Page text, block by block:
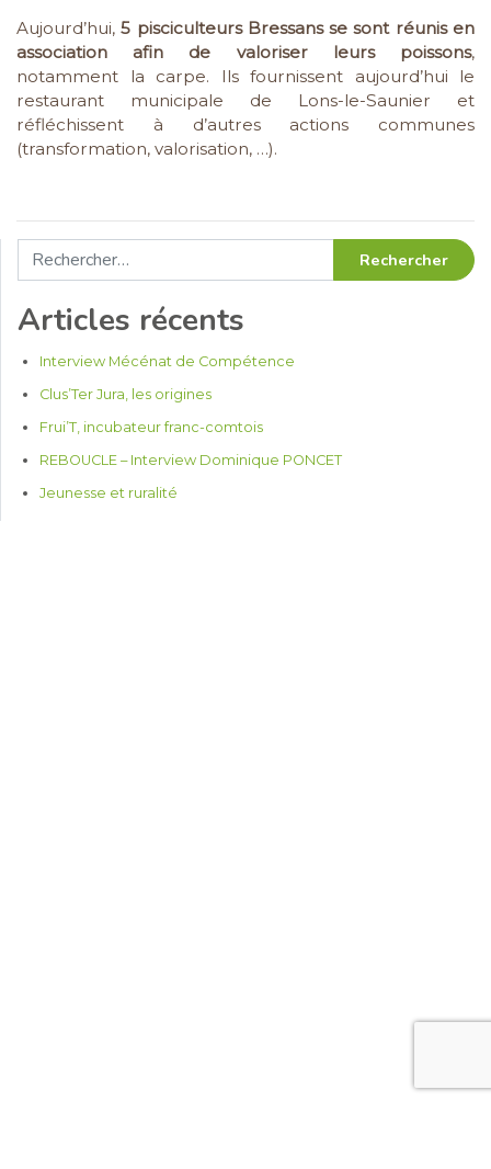
Aujourd’hui,5 pisciculteurs Bressans se sont réunis en
association afin de valoriser leurs poissons,
notamment la carpe. Ils fournissent aujourd’hui le
restaurant municipale de Lons-le-Saunier et
réfléchissent à d’autres actions communes
(transformation, valorisation, …).
Rechercher :
Articles récents
Interview Mécénat de Compétence
Clus’Ter Jura, les origines
Frui’T, incubateur franc-comtois
REBOUCLE – Interview Dominique PONCET
Jeunesse et ruralité